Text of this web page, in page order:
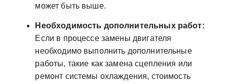
может быть выше.
Необходимость дополнительных работ:
Если в процессе замены двигателя
необходимо выполнить дополнительные
работы, такие как замена сцепления или
ремонт системы охлаждения, стоимость